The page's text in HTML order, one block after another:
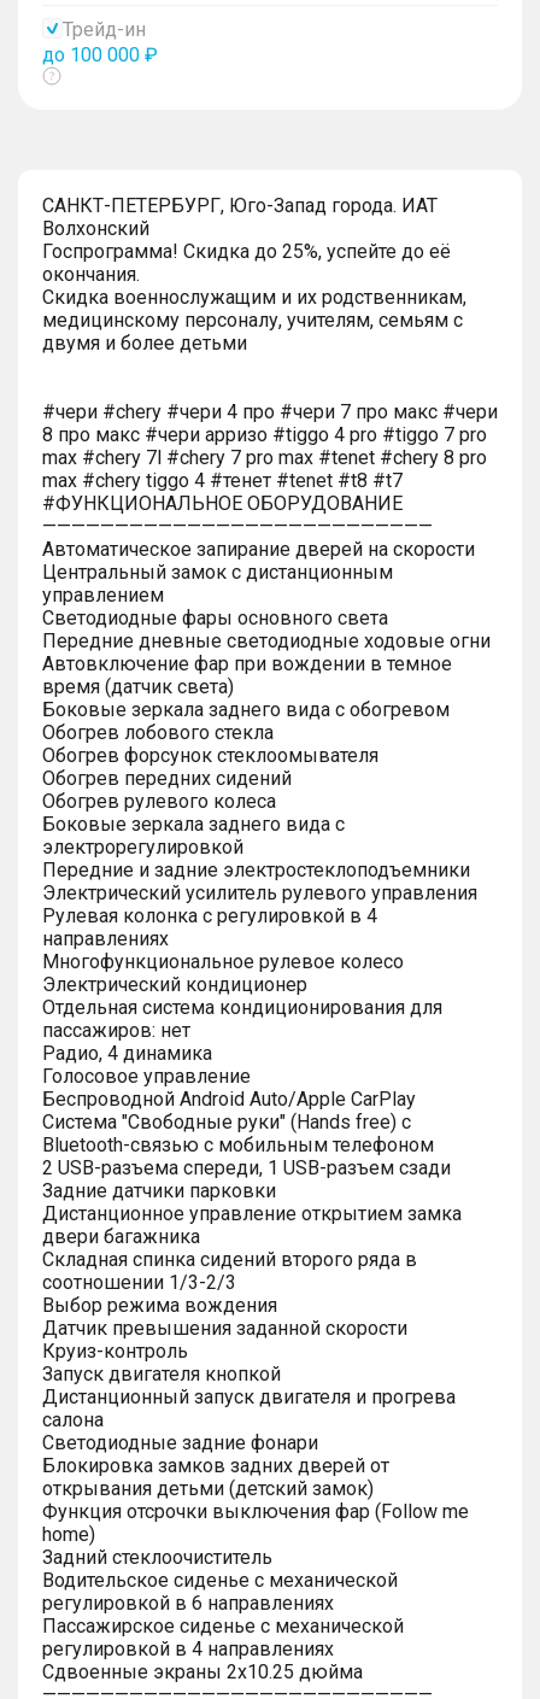
Трейд-ин
до 100 000 ₽
Показать
САНКТ-ПЕТЕРБУРГ, Юго-Запад города. ИАТ
Волхонский
Госпрограмма! Скидка до 25%, успейте до её
окончания.
Скидка военнослужащим и их родственникам,
медицинскому персоналу, учителям, семьям с
двумя и более детьми
#чери #chery #чери 4 про #чери 7 про макс #чери
8 про макс #чери арризо #tiggo 4 pro #tiggo 7 pro
max #chery 7l #chery 7 pro max #tenet #chery 8 pro
max #chery tiggo 4 #тенет #tenet #t8 #t7
#ФУНКЦИОНАЛЬНОЕ ОБОРУДОВАНИЕ
———————————————————————————
Автоматическое запирание дверей на скорости
Центральный замок с дистанционным
управлением
Светодиодные фары основного света
Передние дневные светодиодные ходовые огни
Автовключение фар при вождении в темное
время (датчик света)
Боковые зеркала заднего вида с обогревом
Обогрев лобового стекла
Обогрев форсунок стеклоомывателя
Обогрев передних сидений
Обогрев рулевого колеса
Боковые зеркала заднего вида с
электрорегулировкой
Передние и задние электростеклоподъемники
Электрический усилитель рулевого управления
Рулевая колонка с регулировкой в 4
направлениях
Многофункциональное рулевое колесо
Электрический кондиционер
Отдельная система кондиционирования для
пассажиров: нет
Радио, 4 динамика
Голосовое управление
Беспроводной Android Auto/Apple CarPlay
Система "Свободные руки" (Hands free) с
Bluetooth-связью с мобильным телефоном
2 USB-разъема спереди, 1 USB-разъем сзади
Задние датчики парковки
Дистанционное управление открытием замка
двери багажника
Складная спинка сидений второго ряда в
соотношении 1/3-2/3
Выбор режима вождения
Датчик превышения заданной скорости
Круиз-контроль
Запуск двигателя кнопкой
Дистанционный запуск двигателя и прогрева
салона
Светодиодные задние фонари
Блокировка замков задних дверей от
открывания детьми (детский замок)
Функция отсрочки выключения фар (Follow me
home)
Задний стеклоочиститель
Водительское сиденье с механической
регулировкой в 6 направлениях
Пассажирское сиденье с механической
регулировкой в 4 направлениях
Сдвоенные экраны 2х10.25 дюйма
———————————————————————————